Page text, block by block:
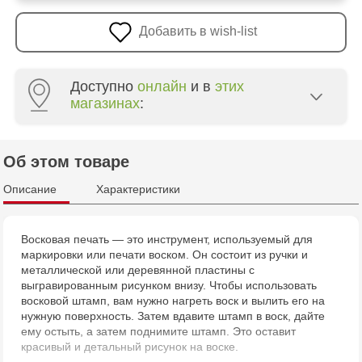
Добавить в wish-list
Доступно онлайн и в этих
магазинах:
Crafti Buiucani - str. Alba Iulia, 77/18
Multistore Centru - bd. Cantemir, 6
Crafti Buiucani - str. Ion Creangă, 68/1
Crafti Căușeni- str. Mihai Eminescu, 6
Об этом товаре
Описание Характеристики
Восковая печать — это инструмент, используемый для
маркировки или печати воском. Он состоит из ручки и
металлической или деревянной пластины с
выгравированным рисунком внизу. Чтобы использовать
восковой штамп, вам нужно нагреть воск и вылить его на
нужную поверхность. Затем вдавите штамп в воск, дайте
ему остыть, а затем поднимите штамп. Это оставит
красивый и детальный рисунок на воске.